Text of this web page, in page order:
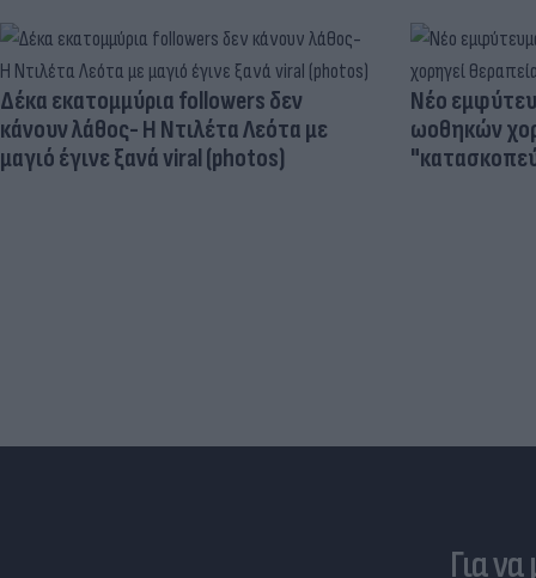
Δέκα εκατομμύρια followers δεν
κάνουν λάθος- Η Ντιλέτα Λεότα με
μαγιό έγινε ξανά viral (photos)
Νέο
ωοθηκών
Για